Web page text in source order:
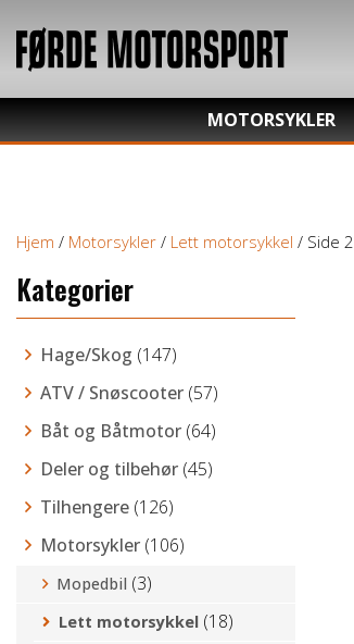
MOTORSYKLER
Moped / Scooter
Hjem / Motorsykler / Lett motorsykkel / Side 2
Kategorier
Hage/Skog (147)
ATV / Snøscooter (57)
Båt og Båtmotor (64)
Deler og tilbehør (45)
Tilhengere (126)
Motorsykler (106)
Mopedbil (3)
Lett motorsykkel (18)